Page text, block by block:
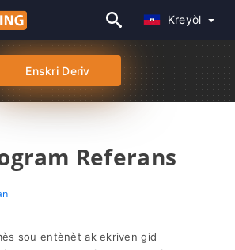
Kreyòl
Enskri Deriv
Referans
sou entènèt ak ekriven gid